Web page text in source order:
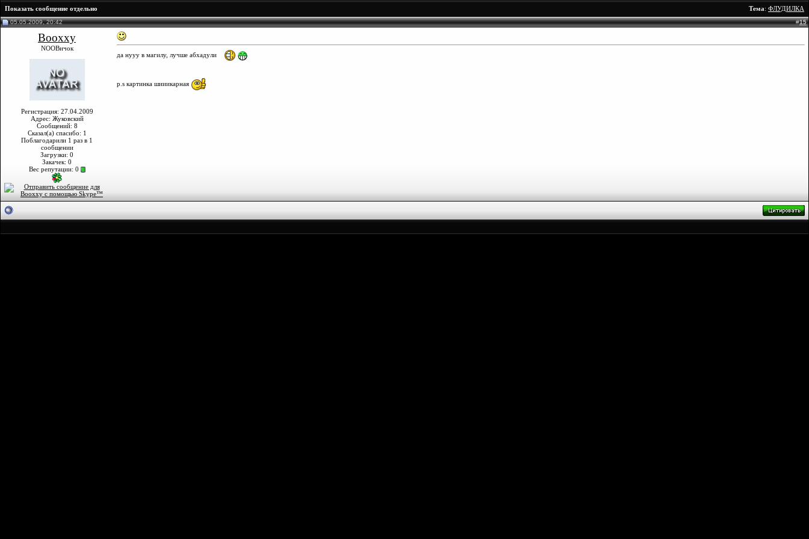
Тема: ФЛУДИЛКА
Показать сообщение отдельно
05.05.2009, 20:42 #15
Booxxy
NOOBичок
Регистрация: 27.04.2009
Адрес: Жуковский
Сообщений: 8
Сказал(а) спасибо: 1
Поблагодарили 1 раз в 1
сообщении
Загрузки: 0
Закачек: 0
Вес репутации: 0
да нууу в магилу, лучше абхадули
p.s картинка шииикарная